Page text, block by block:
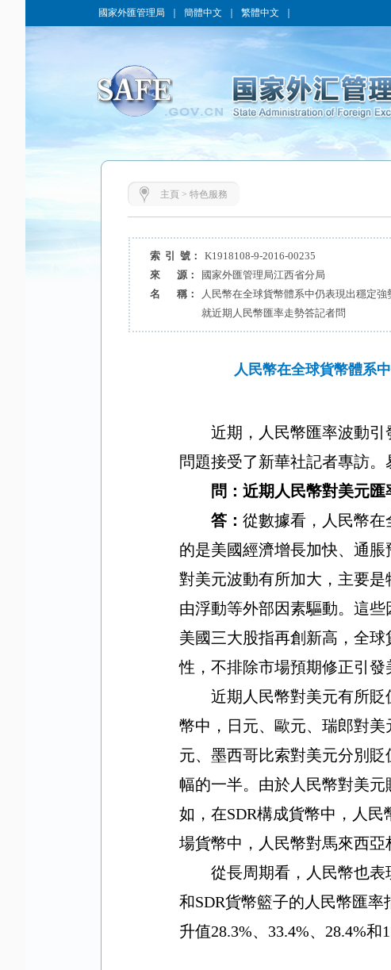
國家外匯管理局 簡體中文 繁體中文
主頁 > 特色服務
索 引 號： K1918108-9-2016-00235
來 源：
國家外匯管理局江西省分局
名 稱：
人民幣在全球貨幣體系中仍表現出穩定
就近期人民幣匯率走勢答記者問
人民幣在全球貨幣體系
近期，人民幣匯率波動引
問題接受了新華社記者專訪
問：近期人民幣對美元
答： 從數據看，人民幣
的是美國經濟增長加快、通
對美元波動有所加大，主要
由浮動等外部因素驅動。這
美國三大股指再創新高，全
性，不排除市場預期修正引發
近期人民幣對美元有所貶
幣中，日元、歐元、瑞郎對美
元、墨西哥比索對美元分別貶
幅的一半。由於人民幣對美元
如，在SDR構成貨幣中，人民
場貨幣中，人民幣對馬來西
從長周期看，人民幣也
和SDR貨幣籃子的人民幣匯率
升值28.3%、 33.4%、 28.4%和